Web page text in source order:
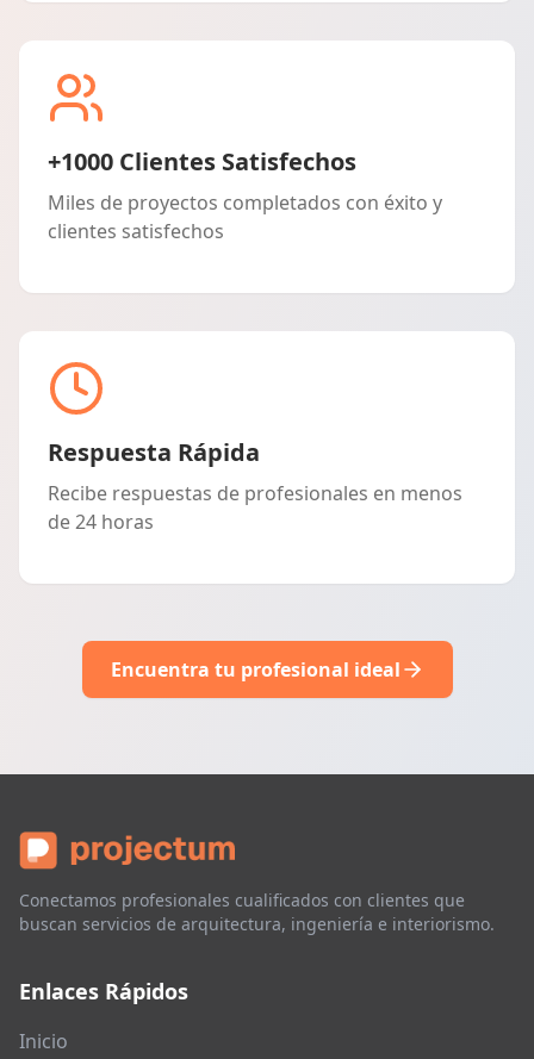
+1000 Clientes Satisfechos
Miles de proyectos completados con éxito y
clientes satisfechos
Respuesta Rápida
Recibe respuestas de profesionales en menos
de 24 horas
Encuentra tu profesional ideal
Conectamos profesionales cualificados con clientes que
buscan servicios de arquitectura, ingeniería e interiorismo.
Enlaces Rápidos
Inicio